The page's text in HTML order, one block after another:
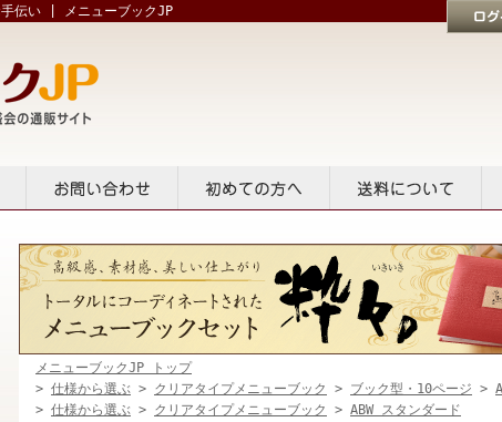
手伝い | メニューブックJP
メニューブックJP トップ
> 仕様から選ぶ > クリアタイプメニューブック > ブック型・10ページ >
> 仕様から選ぶ > クリアタイプメニューブック > ABW スタンダード